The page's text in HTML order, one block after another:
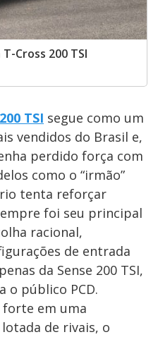
Cross 200 TSI
TSI segue como um
vendidos do Brasil e,
perdido força com
como o “irmão”
tenta reforçar
foi seu principal
racional,
de entrada
da Sense 200 TSI,
o público PCD.
em uma
de rivais, o